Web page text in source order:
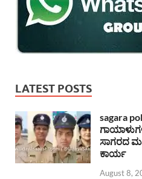
LATEST POSTS
sagara
ಸಾಗರದ
ಕಾರ್ಯ
August 8,